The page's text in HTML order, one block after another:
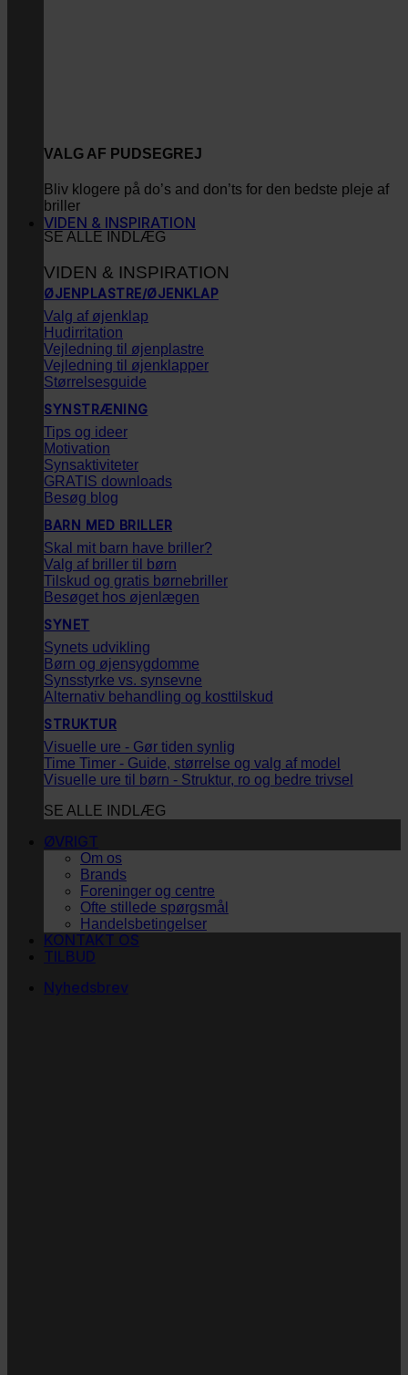
VALG AF PUDSEGREJ
Bliv klogere på do’s and don’ts for den bedste pleje af
briller
SE ALLE INDLÆG
VIDEN & INSPIRATION
VIDEN & INSPIRATION
ØJENPLASTRE/ØJENKLAP
Valg af øjenklap
Hudirritation
Vejledning til øjenplastre
Vejledning til øjenklapper
Størrelsesguide
SYNSTRÆNING
Tips og ideer
Motivation
Synsaktiviteter
GRATIS downloads
Besøg blog
BARN MED BRILLER
Skal mit barn have briller?
Valg af briller til børn
Tilskud og gratis børnebriller
Besøget hos øjenlægen
SYNET
Synets udvikling
Børn og øjensygdomme
Synsstyrke vs. synsevne
Alternativ behandling og kosttilskud
STRUKTUR
Visuelle ure - Gør tiden synlig
Time Timer - Guide, størrelse og valg af model
Visuelle ure til børn - Struktur, ro og bedre trivsel
SE ALLE INDLÆG
ØVRIGT
Om os
Brands
Foreninger og centre
Ofte stillede spørgsmål
Handelsbetingelser
KONTAKT OS
TILBUD
Nyhedsbrev